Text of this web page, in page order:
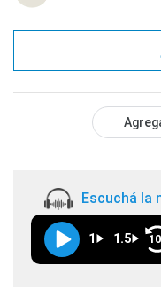
Escuchá la
1 1.5 10